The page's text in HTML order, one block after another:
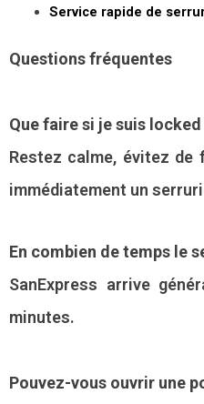
Service rapide de
Questions fréquentes
Que faire si je suis
Restez calme, évitez
immédiatement un
En combien de temps le
SanExpress arrive
minutes.
Pouvez-vous ouvrir une